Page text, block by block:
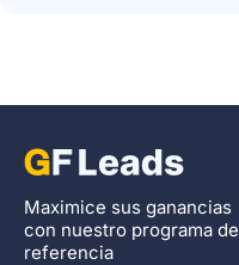
Maximice sus ganancias
con nuestro programa de
referencia